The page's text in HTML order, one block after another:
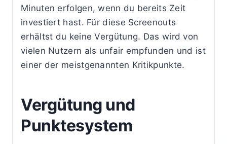
Minuten erfolgen, wenn du bereits Zeit
investiert hast. Für diese Screenouts
erhältst du keine Vergütung. Das wird von
vielen Nutzern als unfair empfunden und ist
einer der meistgenannten Kritikpunkte.
Vergütung und
Punktesystem